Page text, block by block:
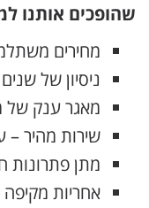
שהופכים אותנו
מחירים
ניסיון של
מאגר ענק של
שירות מהיר –
מתן פתרונות
אחריות